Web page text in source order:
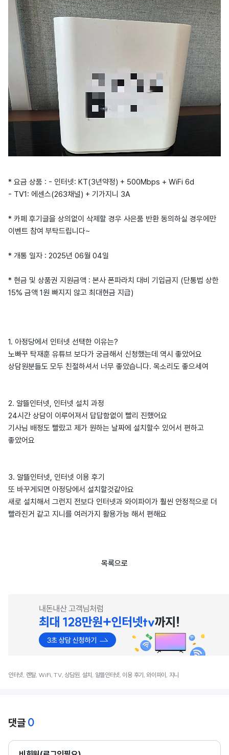
* 요금 상품 : - 인터넷: KT(3년약정) + 500Mbps + WiFi 6d
- TV1: 에센스(263채널) + 기가지니 3A
* 카페 후기글을 상의없이 삭제할 경우 사은품 반환 동의하실 경우에만
이벤트 참여 부탁드립니다~
* 개통 일자 : 2025년 06월 04일
* 현금 및 상품권 지원금액 : 본사 폰파라치 대비 기입금지 (단통법 상한
15% 금액 1원 빠지지 않고 최대현금 지급)
1. 아정당에서 인터넷 선택한 이유는?
노빠꾸 탁재훈 유튜브 보다가 궁금해서 신청했는데 역시 좋았어요
상담원분들도 모두 친절하셔서 너무 좋았습니다. 목소리도 좋으세여
2. 알뜰인터넷, 인터넷 설치 과정
24시간 상담이 이루어져서 답답함없이 빨리 진했어요
기사님 배정도 빨랐고 제가 원하는 날짜에 설치할수 있어서 편하고
좋았어요
3. 알뜰인터넷, 인터넷 이용 후기
또 바꾸게되면 아정당에서 설치할것같아요
새로 설치해서 그런지 전보다 인터넷과 와이파이가 훨씬 안정적으로 더
빨라진거 같고 지니를 여러가지 활용가능 해서 편해요
목록으로
인터넷, 렌탈, WiFi, TV, 상담원, 설치, 알뜰인터넷, 이용 후기, 와이파이, 지니
댓글 0